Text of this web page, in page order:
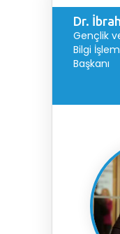
Dr.
Gençlik
Bilgi
Başkanı